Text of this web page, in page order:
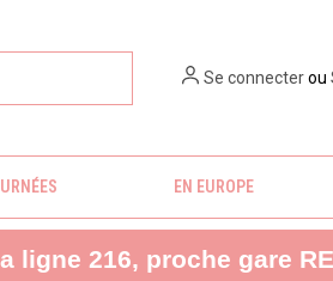
Se connecterou
EN EUROPE
216, proche gare